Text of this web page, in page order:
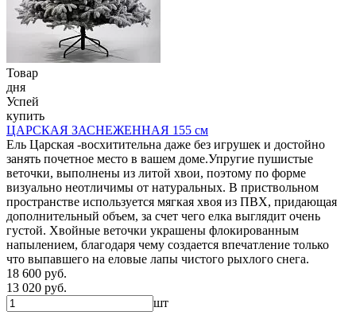
Товар
дня
Успей
купить
ЦАРСКАЯ ЗАСНЕЖЕННАЯ 155 см
Ель Царская -восхитительна даже без игрушек и достойно
занять почетное место в вашем доме.Упругие пушистые
веточки, выполнены из литой хвои, поэтому по форме
визуально неотличимы от натуральных. В приствольном
пространстве используется мягкая хвоя из ПВХ, придающая
дополнительный объем, за счет чего елка выглядит очень
густой. Хвойные веточки украшены флокированным
напылением, благодаря чему создается впечатление только
что выпавшего на еловые лапы чистого рыхлого снега.
18 600 руб.
13 020 руб.
шт